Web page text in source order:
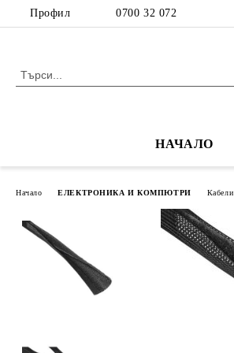
Профил 0700 32 072
НАЧАЛО
Начало ЕЛЕКТРОНИКА И КОМПЮТРИ Кабели